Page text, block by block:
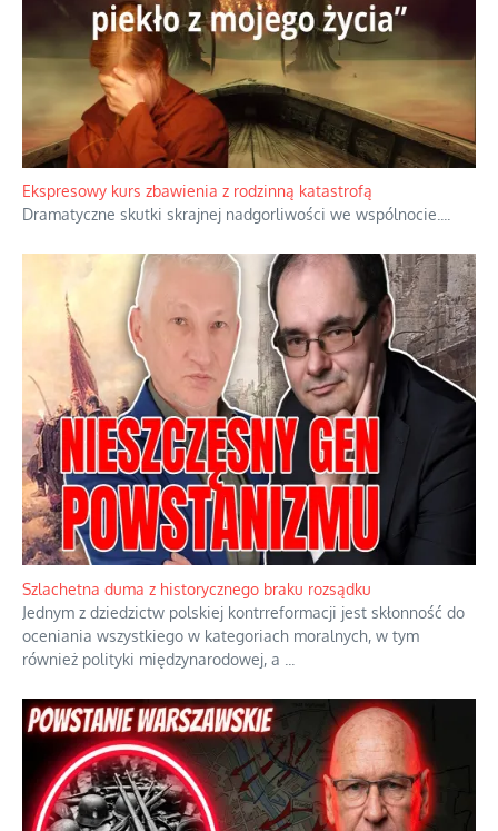
Niewygodne kulisy alpejskiego objawienia
Watykan woli skupiać się na łagodnym wizerunku Maryi,
ukrywając przed światem pełną i bardziej surową treść jej
orędzia....
Ekspresowy kurs zbawienia z rodzinną katastrofą
Dramatyczne skutki skrajnej nadgorliwości we wspólnocie.